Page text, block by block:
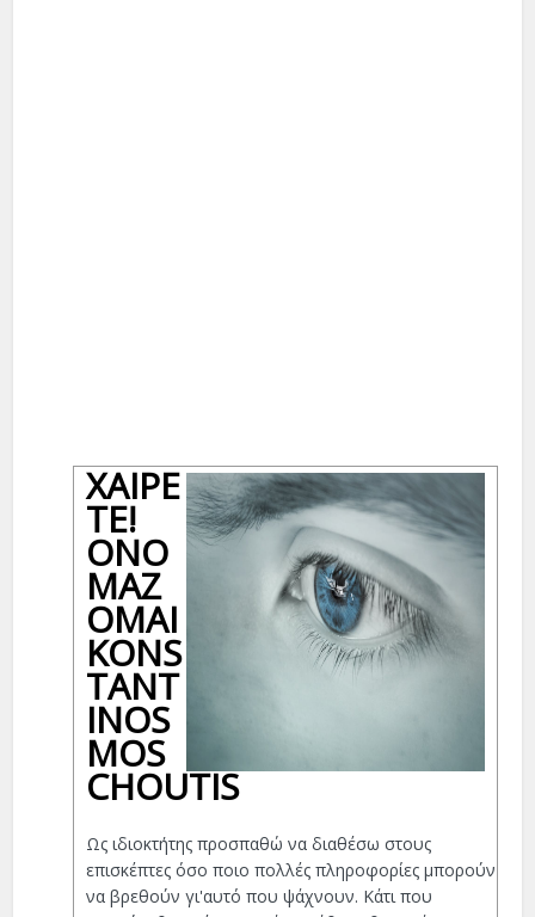
ΧΑΊΡΕ
ΤΕ!
ΟΝΟ
ΜΆΖ
ΟΜΑΙ
KONS
TANT
INOS
MOS
CHOUTIS
Ως ιδιοκτήτης προσπαθώ να διαθέσω στους
επισκέπτες όσο ποιο πολλές πληροφορίες μπορούν
να βρεθούν γι'αυτό που ψάχνουν. Κάτι που